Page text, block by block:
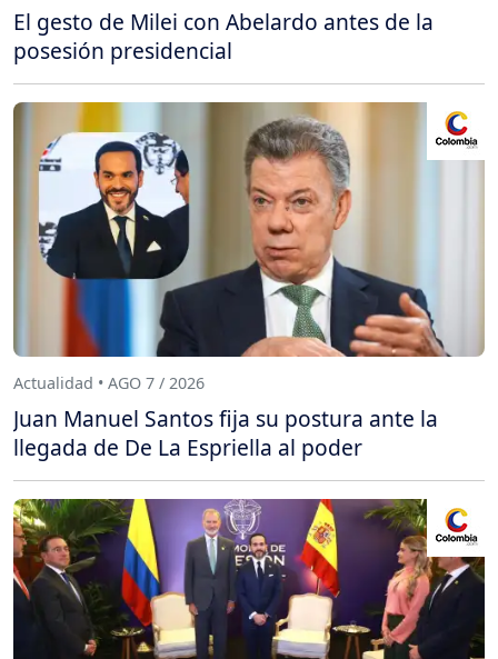
El gesto de Milei con Abelardo antes de la
posesión presidencial
Actualidad • AGO 7 / 2026
Juan Manuel Santos fija su postura ante la
llegada de De La Espriella al poder